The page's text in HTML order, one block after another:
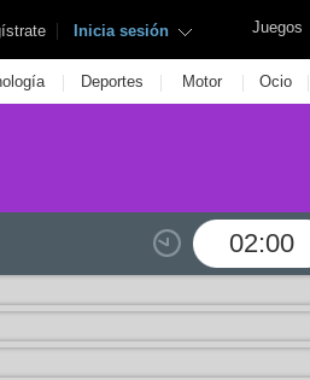
Juegos
| Inicia sesión
| Deportes | Motor | Ocio |
02:00